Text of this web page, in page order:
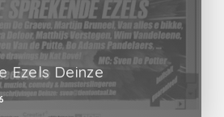
Ezels Deinze